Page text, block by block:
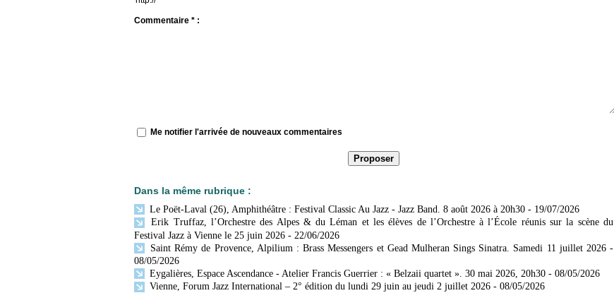
Commentaire * :
Me notifier l'arrivée de nouveaux commentaires
Dans la même rubrique :
Le Poët-Laval (26), Amphithéâtre : Festival Classic Au Jazz - Jazz Band. 8 août 2026 à 20h30 - 19/07/2026
Erik Truffaz, l’Orchestre des Alpes & du Léman et les élèves de l’Orchestre à l’École réunis sur la scène du
Festival Jazz à Vienne le 25 juin 2026 - 22/06/2026
Saint Rémy de Provence, Alpilium : Brass Messengers et Gead Mulheran Sings Sinatra. Samedi 11 juillet 2026 -
08/05/2026
Eygalières, Espace Ascendance - Atelier Francis Guerrier : « Belzaii quartet ». 30 mai 2026, 20h30 - 08/05/2026
Vienne, Forum Jazz International – 2° édition du lundi 29 juin au jeudi 2 juillet 2026 - 08/05/2026